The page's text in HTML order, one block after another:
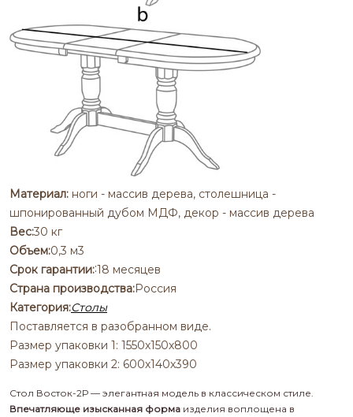
Стол Восток-2Р — элегантная модель в классическом стиле.
Впечатляюще изысканная форма изделия воплощена в
Поставляется в разобранном виде.
Размер упаковки 1: 1550х150х800
Размер упаковки 2: 600х140х390
Материал: ноги - массив дерева, столешница -
шпонированный дубом МДФ, декор - массив дерева
Вес:30 кг
Объем:0,3 м3
Срок гарантии::18 месяцев
Страна производства:Россия
Категория:Столы